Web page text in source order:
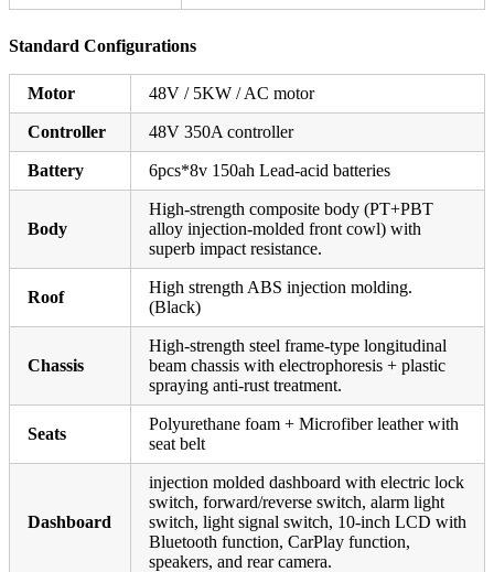
Standard Configurations
Motor 48V / 5KW / AC motor
Controller 48V 350A controller
Battery 6pcs*8v 150ah Lead-acid batteries
Body
High-strength composite body (PT+PBT
alloy injection-molded front cowl) with
superb impact resistance.
Roof
High strength ABS injection molding.
(Black)
Chassis
High-strength steel frame-type longitudinal
beam chassis with electrophoresis + plastic
spraying anti-rust treatment.
Seats
Polyurethane foam + Microfiber leather with
seat belt
Dashboard
injection molded dashboard with electric lock
switch, forward/reverse switch, alarm light
switch, light signal switch, 10-inch LCD with
Bluetooth function, CarPlay function,
speakers, and rear camera.